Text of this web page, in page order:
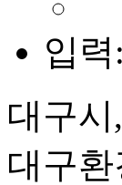
입력
대구
대구